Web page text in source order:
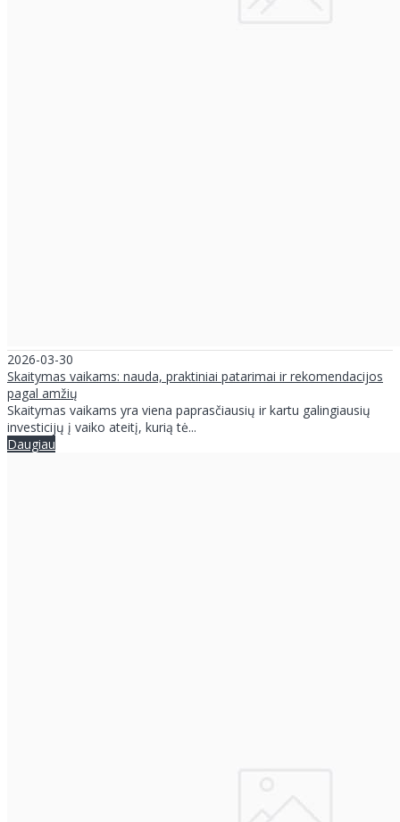
2026-03-30
Skaitymas vaikams: nauda, praktiniai patarimai ir rekomendacijos
pagal amžių
Skaitymas vaikams yra viena paprasčiausių ir kartu galingiausių
investicijų į vaiko ateitį, kurią tė...
Daugiau